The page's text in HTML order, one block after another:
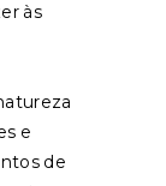
às
e
de